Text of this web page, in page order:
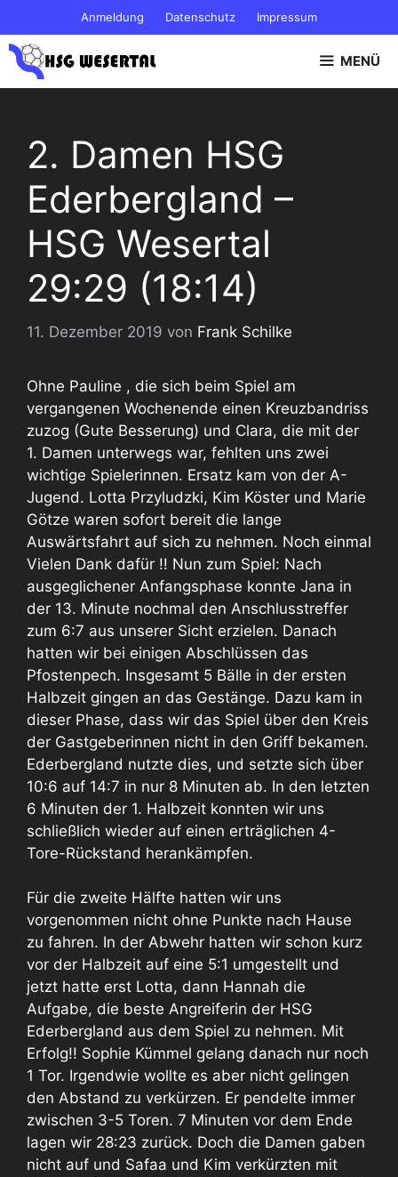
Inhalt
springen
Anmeldung Datenschutz Impressum
MENÜ
2. Damen HSG
Ederbergland –
HSG Wesertal
29:29 (18:14)
11. Dezember 2019 von Frank Schilke
Ohne Pauline , die sich beim Spiel am
vergangenen Wochenende einen Kreuzbandriss
zuzog (Gute Besserung) und Clara, die mit der
1. Damen unterwegs war, fehlten uns zwei
wichtige Spielerinnen. Ersatz kam von der A-
Jugend. Lotta Przyludzki, Kim Köster und Marie
Götze waren sofort bereit die lange
Auswärtsfahrt auf sich zu nehmen. Noch einmal
Vielen Dank dafür !! Nun zum Spiel: Nach
ausgeglichener Anfangsphase konnte Jana in
der 13. Minute nochmal den Anschlusstreffer
zum 6:7 aus unserer Sicht erzielen. Danach
hatten wir bei einigen Abschlüssen das
Pfostenpech. Insgesamt 5 Bälle in der ersten
Halbzeit gingen an das Gestänge. Dazu kam in
dieser Phase, dass wir das Spiel über den Kreis
der Gastgeberinnen nicht in den Griff bekamen.
Ederbergland nutzte dies, und setzte sich über
10:6 auf 14:7 in nur 8 Minuten ab. In den letzten
6 Minuten der 1. Halbzeit konnten wir uns
schließlich wieder auf einen erträglichen 4-
Tore-Rückstand herankämpfen.
Für die zweite Hälfte hatten wir uns
vorgenommen nicht ohne Punkte nach Hause
zu fahren. In der Abwehr hatten wir schon kurz
vor der Halbzeit auf eine 5:1 umgestellt und
jetzt hatte erst Lotta, dann Hannah die
Aufgabe, die beste Angreiferin der HSG
Ederbergland aus dem Spiel zu nehmen. Mit
Erfolg!! Sophie Kümmel gelang danach nur noch
1 Tor. Irgendwie wollte es aber nicht gelingen
den Abstand zu verkürzen. Er pendelte immer
zwischen 3-5 Toren. 7 Minuten vor dem Ende
lagen wir 28:23 zurück. Doch die Damen gaben
nicht auf und Safaa und Kim verkürzten mit